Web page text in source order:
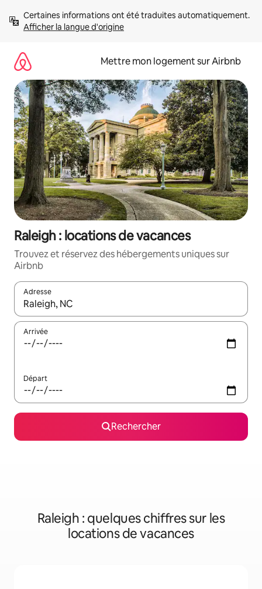
directement
Afficher la langue d'origine
Mettre mon logement sur Airbnb
Raleigh : locations de vacances
Trouvez et réservez des hébergements uniques sur
Airbnb
Adresse
Lorsque les résultats s'affichent, utilisez les flèches vers le
Arrivée
Départ
Rechercher
Raleigh : quelques chiffres sur les
locations de vacances